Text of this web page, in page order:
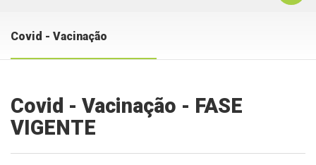
Covid - Vacinação
Covid - Vacinação - FASE
VIGENTE